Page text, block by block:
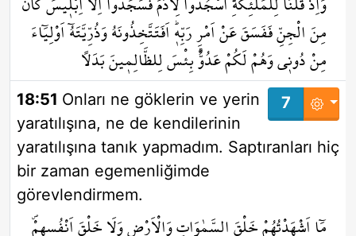
مِنَ الْجِنِّ فَفَسَقَ عَنْ اَمْرِ رَبِّه۪ۜ اَفَتَتَّخِذُونَهُ وَذُرِّيَّتَهُٓ اَوْلِيَٓاءَ
مِنْ دُون۪ي وَهُمْ لَكُمْ عَدُوٌّۜ بِئْسَ لِلظَّالِم۪ينَ بَدَلاً
7
18:51 Onları ne göklerin ve yerin
yaratılışına, ne de kendilerinin
yaratılışına tanık yapmadım. Saptıranları hiç
bir zaman egemenliğimde
görevlendirmem.
مَٓا اَشْهَدْتُهُمْ خَلْقَ السَّمٰوَاتِ وَالْاَرْضِ وَلَا خَلْقَ اَنْفُسِهِمْۖ